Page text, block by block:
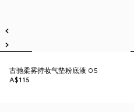
古驰柔雾持妆气垫粉底液 05
A$115